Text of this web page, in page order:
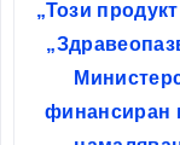
„Този
финансиран